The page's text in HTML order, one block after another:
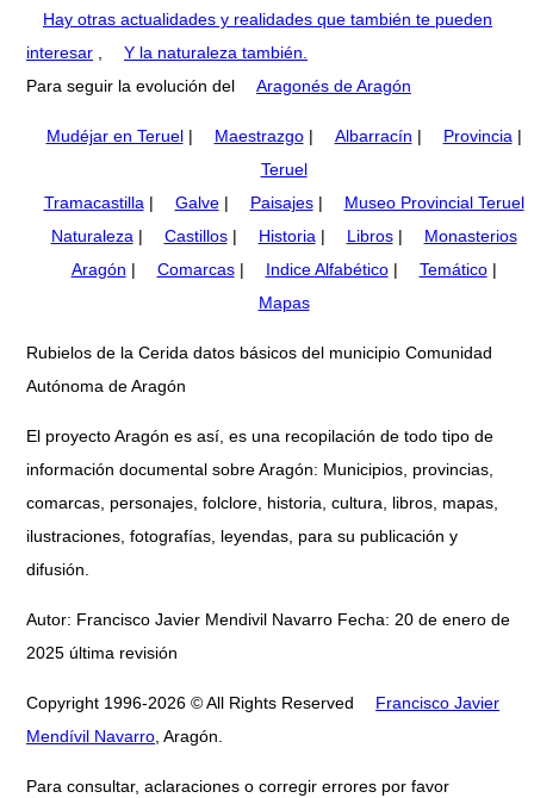
Hay otras actualidades y realidades que también te pueden
interesar
Y la naturaleza también.
Para seguir la evolución del
Aragonés de Aragón
Mudéjar en Teruel| Maestrazgo| Albarracín | Provincia |
Teruel
Tramacastilla | Galve| Paisajes|
Museo Provincial Teruel
Naturaleza | Castillos| Historia | Libros|
Monasterios
Aragón | Comarcas| Indice Alfabético| Temático|
Mapas
Rubielos de la Cerida datos básicos del municipio Comunidad
Autónoma de Aragón
El proyecto Aragón es así, es una recopilación de todo tipo de
información documental sobre Aragón: Municipios, provincias,
comarcas, personajes, folclore, historia, cultura, libros, mapas,
ilustraciones, fotografías, leyendas, para su publicación y
difusión.
Autor: Francisco Javier Mendivil Navarro Fecha: 20 de enero de
2025 última revisión
Copyright 1996-2026 © All Rights Reserved
Francisco Javier
Mendívil Navarro , Aragón.
Para consultar, aclaraciones o corregir errores por favor